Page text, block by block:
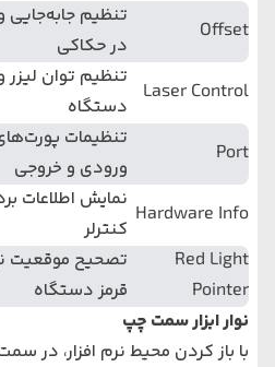
Offset
تنظیم جابه‌جایی
در حکاکی
Laser Control
تنظیم توان لیزر
دستگاه
Port
تنظیمات
ورودی و خروجی
Hardware Info
نمایش اطلاعات
کنترلر
Red Light
Pointer
تصحیح موقعیت
قرمز دستگاه
نوار ابزار سمت چپ
با باز کردن محیط نرم‌ افزار، در